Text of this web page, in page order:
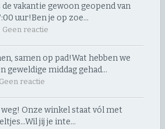
vakantie gewoon geopend van
uur! ​Ben je op zoe…
Geen reactie
samen op pad! ​Wat hebben we
geweldige middag gehad…
reactie
weg! Onze winkel staat vól met
​Wil jij je inte…